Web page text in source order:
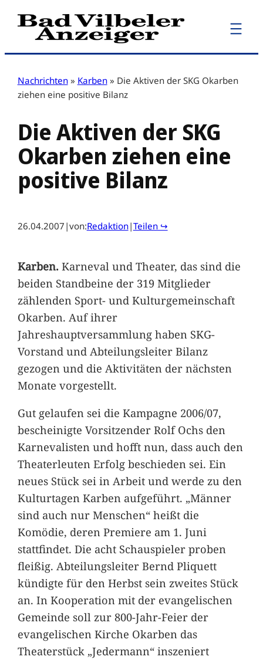
Zum
Inhalt
Nachrichten » Karben » Die Aktiven der SKG Okarben
ziehen eine positive Bilanz
Die Aktiven der SKG
Okarben ziehen eine
positive Bilanz
26.04.2007 |von:Redaktion|Teilen ↪
Karben.Karneval und Theater, das sind die
beiden Standbeine der 319 Mitglieder
zählenden Sport- und Kulturgemeinschaft
Okarben. Auf ihrer
Jahreshauptversammlung haben SKG-
Vorstand und Abteilungsleiter Bilanz
gezogen und die Aktivitäten der nächsten
Monate vorgestellt.
Gut gelaufen sei die Kampagne 2006/07,
bescheinigte Vorsitzender Rolf Ochs den
Karnevalisten und hofft nun, dass auch den
Theaterleuten Erfolg beschieden sei. Ein
neues Stück sei in Arbeit und werde zu den
Kulturtagen Karben aufgeführt. „Männer
sind auch nur Menschen“ heißt die
Komödie, deren Premiere am 1. Juni
stattfindet. Die acht Schauspieler proben
fleißig. Abteilungsleiter Bernd Pliquett
kündigte für den Herbst sein zweites Stück
an. In Kooperation mit der evangelischen
Gemeinde soll zur 800-Jahr-Feier der
evangelischen Kirche Okarben das
Theaterstück „Jedermann“ inszeniert